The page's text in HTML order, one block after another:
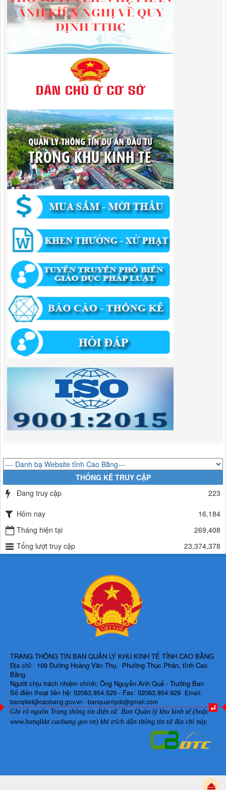
01/2026/NQ-HĐND
Nghị Quyết Quy định mức thu, chế độ thu, nộp, quản lý và sử dụng
Phí sử dụng công trình kết cấu hạ tầng, công trình dịch vụ, tiện ích
công cộng trong khu vực cửa khẩu trên địa bàn tỉnh Cao Bằng
Lượt xem:321 | lượt tải:112
Quyết Định Công bố danh mục thủ tục hành chính sửa đổi, bổ sung,
bãi bỏ trong lĩnh vực đầu tư theo phương thức đối tác công tư; đấu
thầu lựa chọn nhà đầu tư thuộc thẩm quyền giải quyết của Sở Tài
Lượt xem:307 | lượt tải:303
182/QĐ-BQLKKT
Quyết Định Công khai điều chỉnh, bổ sung Kế hoạch vốn đầu tư
công năm 2025
Lượt xem:459 | lượt tải:351
1174/QĐ-UBND
QUYẾT ĐỊNH Về việc công bố danh mục thủ tục HC được sửa đổi,bổ
sung và phê duyệt quy trình nội bộ giải quyết TTHC trong lĩnh vực
hoạt động xây dựng theo quy định phân quyền,phân cấp,phân định
thẩm quyền thuộc phạm vi giải quyết của Ban QLKKT
Lượt xem:437 | lượt tải:525
346/QĐ-UBND
QUYẾT ĐỊNH Về việc phê duyệt quy trình nội bộ giải quyết thủ tục
hành chính trong lĩnh vực khu công nghiệp, khu kinh tế thuộc thẩm
quyền giải quyết của Ban Quản lý Khu kinh tế tỉnh Cao Bằng
Lượt xem:515 | lượt tải:318
55/QĐ-BQLKKT
QUYẾT ĐỊNH Công khai điều chỉnh, bổ sung Kế hoạch vốn đầu tư
công năm 2025
Lượt xem:825 | lượt tải:422
294/QĐ-UBND
QUYẾT ĐỊNH Về việc phê duyệt quy trình nội bộ giải quyết thủ tục
hành chính trong lĩnh vực đầu tư tại Việt Nam thuộc thẩm quyền giải
quyết của Ban Quản lý Khu kinh tế tỉnh Cao Bằng
Lượt xem:674 | lượt tải:203
Quyết định về việc công bố danh mục thủ tục hành chính mới ban
hành trong lĩnh vực khu công nghiệp, khu kinh tế thuộc thẩm quyền
314/QĐ-BQLKKT
QUYẾT ĐỊNH Về việc công bố công khai thu hồi dự toán chi ngân
Lượt xem:491 | lượt tải:338
225/QĐ-BQLKKT
QUYẾT ĐỊNH Về việc công bố công khai giao dự toán chi ngân sách
năm 2024
Lượt xem:603 | lượt tải:651
THỐNG KÊ TRUY CẬP
Đang truy cập
223
Hôm nay
16,184
Tháng hiện tại
269,408
Tổng lượt truy cập
23,374,378
TRANG THÔNG TIN BAN QUẢN LÝ KHU KINH TẾ TỈNH CAO BẰNG
Địa chỉ: 109 Đường Hoàng Văn Thụ, Phường Thục Phán, tỉnh Cao
Bằng
Người chịu trách nhiệm chính: Ông Nguyễn Anh Quế - Trưởng Ban
Số điện thoại liên hệ: 02063.854.529 - Fax: 02063.854.929 Email:
banqlkkt@caobang.gov.vn - banquanlycb@gmail.com
Ghi rõ nguồn Trang thông tin điện tử Ban Quản lý khu kinh tế (hoặc
www.banqlkkt.caobang.gov.vn) khi trích dẫn thông tin từ địa chỉ này.